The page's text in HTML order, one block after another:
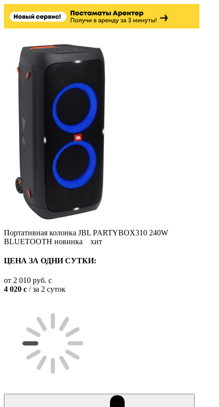
Портативная колонка JBL PARTYBOX310 240W
BLUETOOTH новинка хит
ЦЕНА ЗА ОДНИ СУТКИ:
от 2 010 руб. c
4 020 c / за 2 суток